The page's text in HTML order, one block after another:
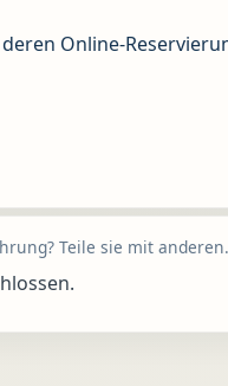
Online-
Teile sie mit anderen.